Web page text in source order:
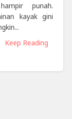
punah.
kayak gini
Keep Reading